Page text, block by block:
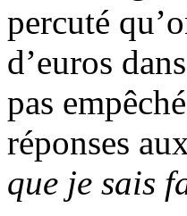
percuté
d’euros
pas
réponses
que je sais